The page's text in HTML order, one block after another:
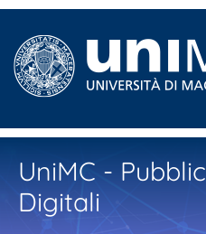
UniMC -
Digitali